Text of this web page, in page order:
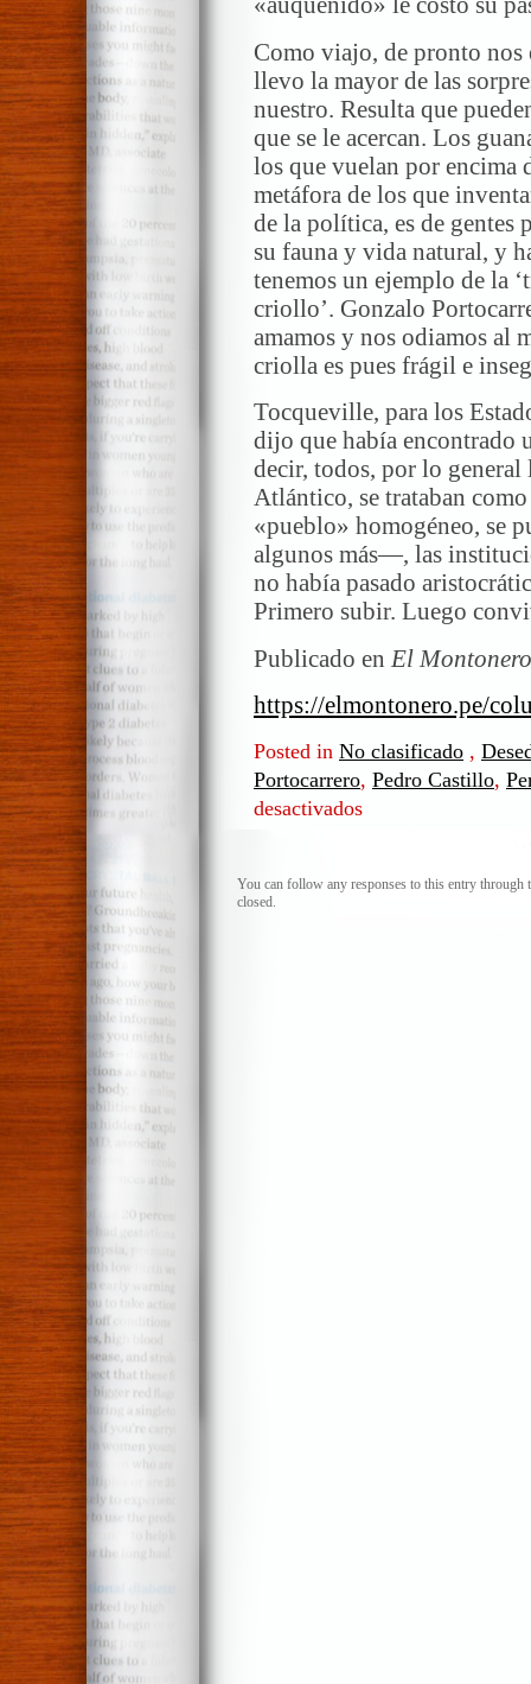
«auquénido» le costó su
Como viajo, de pronto nos
llevo la mayor de las
nuestro. Resulta que
que se le acercan. Los
los que vuelan por encima
metáfora de los que
de la política, es de gentes
su fauna y vida natural, y
tenemos un ejemplo de la
criollo’. Gonzalo
amamos y nos odiamos al
criolla es pues frágil e
Tocqueville, para los
dijo que había encontrado
decir, todos, por lo
Atlántico, se trataban
«pueblo» homogéneo, se
algunos más—, las
no había pasado
Primero subir. Luego
Publicado en El
https://elmontonero.pe/
Posted in No clasificado ,
Portocarrero, Pedro Castillo,
desactivados
son
You can follow any responses to this entry through
closed.